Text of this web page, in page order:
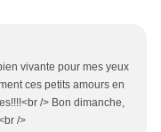
vivante pour mes yeux
ces petits amours en
/> Bon dimanche,
/>